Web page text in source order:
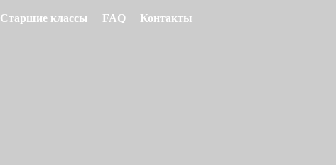
Старшие классы FAQ Контакты